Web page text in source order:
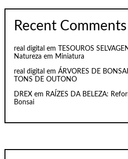
Recent Comments
real digital em
TESOUROS
Natureza em Miniatura
real digital emÁRVORES DE
TONS DE OUTONO
DREX em RAÍZES DA BELEZA:
Bonsai